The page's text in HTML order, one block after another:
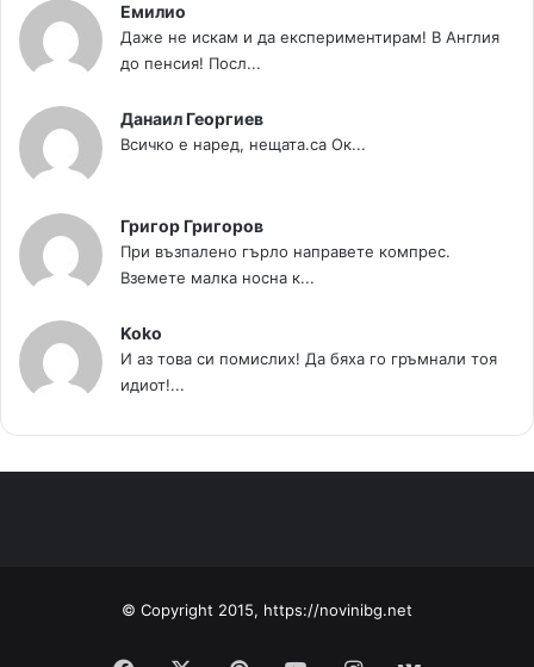
Емилио
Даже не искам и да експериментирам! В Англия
до пенсия! Посл...
Данаил Георгиев
Всичко е наред, нещата.са Ок...
Григор Григоров
При възпалено гърло направете компрес.
Вземете малка носна к...
Koko
И аз това си помислих! Да бяха го гръмнали тоя
идиот!...
© Copyright 2015, https://novinibg.net